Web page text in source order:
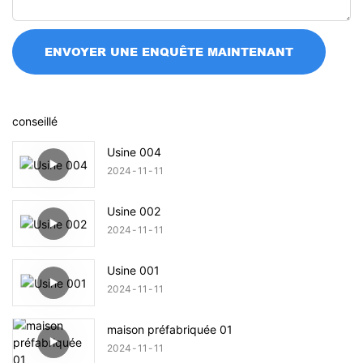
ENVOYER UNE ENQUÊTE MAINTENANT
conseillé
Usine 004
2024 11 11
Usine 002
2024 11 11
Usine 001
2024 11 11
maison préfabriquée 01
2024 11 11